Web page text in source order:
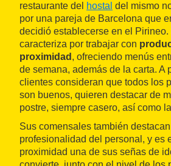
restaurante del hostal del mismo
por una pareja de Barcelona que
decidió establecerse en el
caracteriza por trabajar con
proximidad , ofreciendo menús
de semana, además de la carta. A
clientes consideran que todos los
son buenos, quieren destacar de
postre, siempre casero, así como
Sus comensales también
profesionalidad del personal, y es
proximidad una de sus señas de